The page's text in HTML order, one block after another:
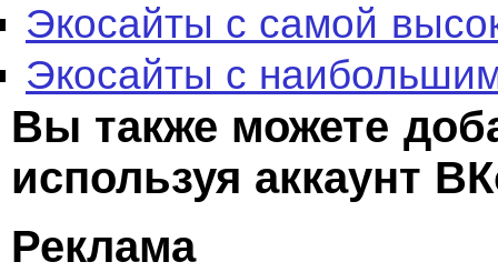
Экосайты с самой
Экосайты с
Вы также можете
используя аккаунт
Реклама